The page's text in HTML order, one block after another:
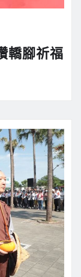
轎腳祈福